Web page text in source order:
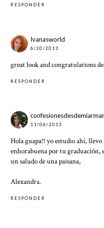
RESPONDER
Ivanasworld
6/20/2013
great look and congratulations
RESPONDER
11/06/2013
Hola guapa!! yo estudio ahí, llevo
enhorabuena por tu graduación,
un saludo de una paisana,
Alexandra.
RESPONDER